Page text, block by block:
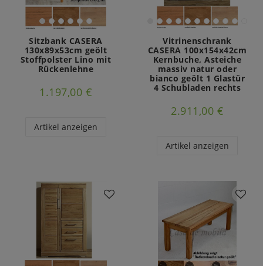
Sitzbank CASERA
130x89x53cm geölt
Stoffpolster Lino mit
Rückenlehne
1.197,00 €
Artikel anzeigen
Vitrinenschrank
CASERA 100x154x42cm
Kernbuche, Asteiche
massiv natur oder
bianco geölt 1 Glastür
4 Schubladen rechts
2.911,00 €
Artikel anzeigen